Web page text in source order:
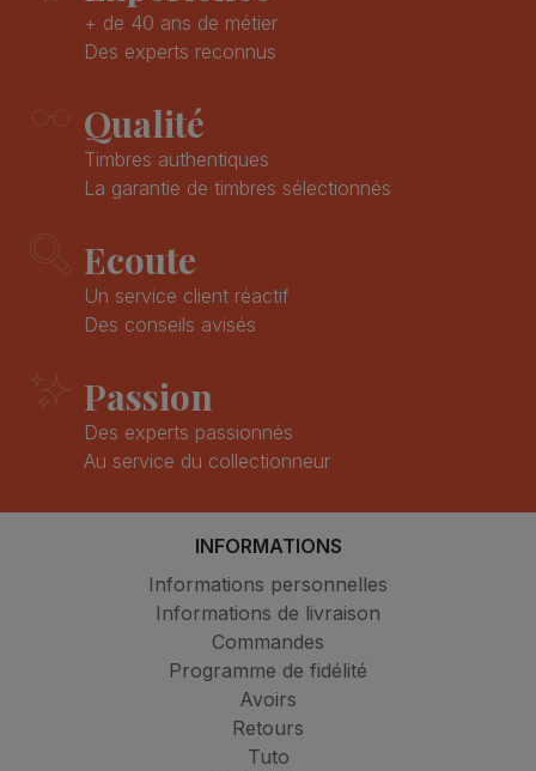
+ de 40 ans de métier
Des experts reconnus
Qualité
Timbres authentiques
La garantie de timbres sélectionnés
Ecoute
Un service client réactif
Des conseils avisés
Passion
Des experts passionnés
Au service du collectionneur
INFORMATIONS
Informations personnelles
Informations de livraison
Commandes
Programme de fidélité
Avoirs
Retours
Tuto